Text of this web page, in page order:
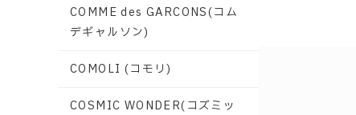
COMME des GARCONS(コム
デギャルソン)
COMOLI (コモリ)
COSMIC WONDER(コズミッ